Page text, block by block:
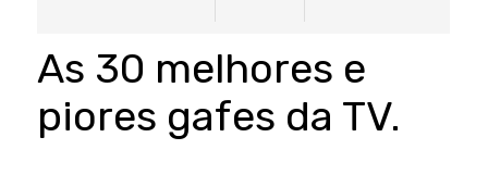
As 30 melhores e
piores gafes da TV.